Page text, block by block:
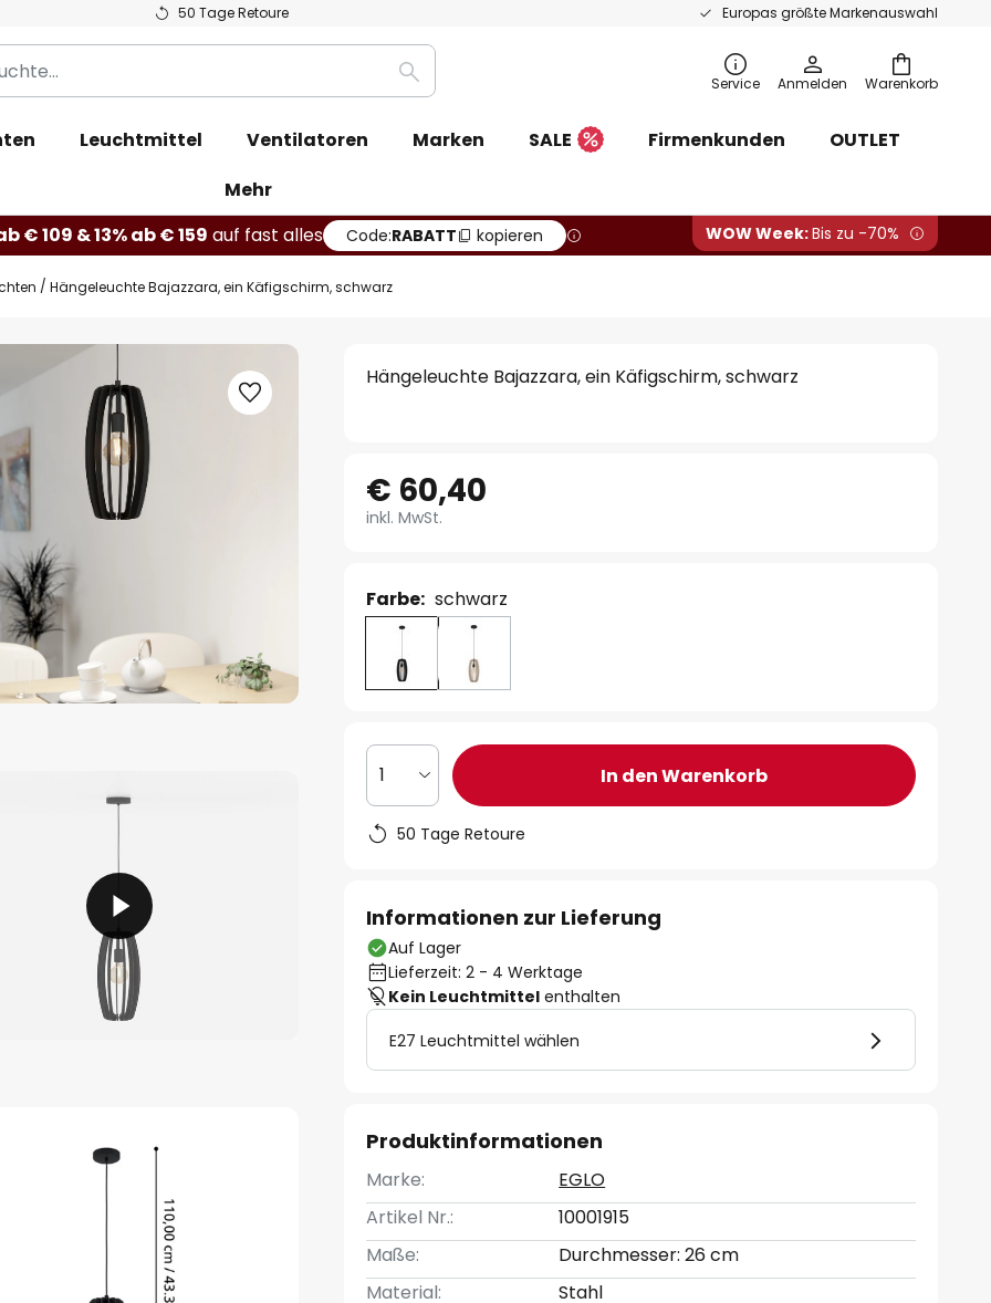
50 Tage Retoure Europas größte Markenauswahl
Warenkorb
Suche Service Anmelden
Leuchtmittel Ventilatoren Marken SALE Firmenkunden
OUTLET
Mehr
€ 109 & 13% ab € 159 auf fast alles Code:RABATT kopieren WOW Week:Bis zu -70%
Hängeleuchte Bajazzara, ein Käfigschirm, schwarz
Hängeleuchte Bajazzara, ein Käfigschirm, schwarz
€ 60,40
inkl. MwSt.
Farbe: schwarz
1 In den Warenkorb
50 Tage Retoure
Informationen zur Lieferung
Auf Lager
Lieferzeit: 2 - 4 Werktage
Kein Leuchtmittel enthalten
E27 Leuchtmittel wählen
Produktinformationen
Marke:
EGLO
Artikel Nr.:
10001915
Maße:
Durchmesser: 26 cm
Material:
Stahl